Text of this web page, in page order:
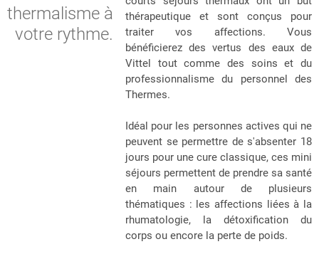
thermalisme à
votre rythme.
thérapeutique et sont conçus pour
traiter vos affections. Vous
bénéficierez des vertus des eaux de
Vittel tout comme des soins et du
professionnalisme du personnel des
Thermes.
Idéal pour les personnes actives qui ne
peuvent se permettre de s'absenter 18
jours pour une cure classique, ces mini
séjours permettent de prendre sa santé
en main autour de plusieurs
thématiques : les affections liées à la
rhumatologie, la détoxification du
corps ou encore la perte de poids.